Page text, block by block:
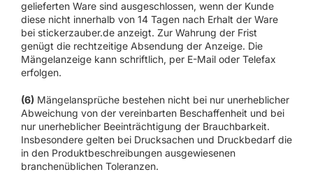
gelieferten Ware sind ausgeschlossen, wenn der Kunde
diese nicht innerhalb von 14 Tagen nach Erhalt der Ware
bei stickerzauber.de anzeigt. Zur Wahrung der Frist
genügt die rechtzeitige Absendung der Anzeige. Die
Mängelanzeige kann schriftlich, per E-Mail oder Telefax
erfolgen.
(6) Mängelansprüche bestehen nicht bei nur unerheblicher
Abweichung von der vereinbarten Beschaffenheit und bei
nur unerheblicher Beeinträchtigung der Brauchbarkeit.
Insbesondere gelten bei Drucksachen und Druckbedarf die
in den Produktbeschreibungen ausgewiesenen
branchenüblichen Toleranzen.